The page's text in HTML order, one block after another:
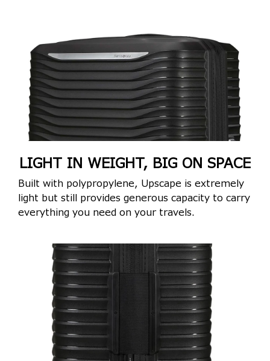
LIGHT IN WEIGHT, BIG ON SPACE
Built with polypropylene, Upscape is extremely
light but still provides generous capacity to carry
everything you need on your travels.